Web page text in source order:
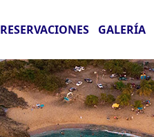
RESERVACIONES GALERÍA